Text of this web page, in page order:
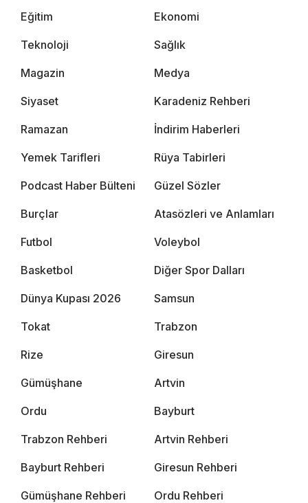
Eğitim Ekonomi
Teknoloji Sağlık
Magazin Medya
Siyaset Karadeniz Rehberi
Ramazan İndirim Haberleri
Yemek Tarifleri Rüya Tabirleri
Podcast Haber Bülteni Güzel Sözler
Burçlar Atasözleri ve Anlamları
Futbol Voleybol
Basketbol Diğer Spor Dalları
Dünya Kupası 2026 Samsun
Tokat Trabzon
Rize Giresun
Gümüşhane Artvin
Ordu Bayburt
Trabzon Rehberi Artvin Rehberi
Bayburt Rehberi Giresun Rehberi
Gümüşhane Rehberi Ordu Rehberi